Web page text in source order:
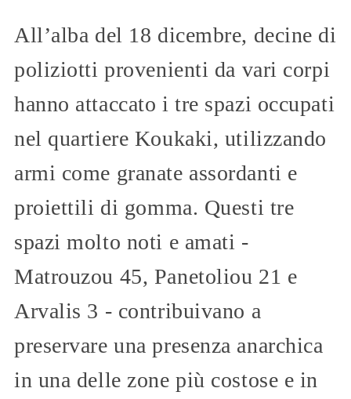
All’alba del 18 dicembre, decine di
poliziotti provenienti da vari corpi
hanno attaccato i tre spazi occupati
nel quartiere Koukaki, utilizzando
armi come granate assordanti e
proiettili di gomma. Questi tre
spazi molto noti e amati -
Matrouzou 45, Panetoliou 21 e
Arvalis 3 - contribuivano a
preservare una presenza anarchica
in una delle zone più costose e in